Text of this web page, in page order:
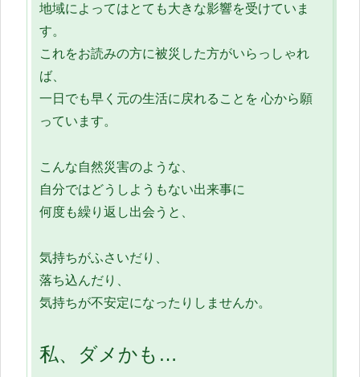
地域によってはとても大きな影響を受けていま
す。
これをお読みの方に被災した方がいらっしゃれ
ば、
一日でも早く元の生活に戻れることを 心から願
っています。
こんな自然災害のような、
自分ではどうしようもない出来事に
何度も繰り返し出会うと、
気持ちがふさいだり、
落ち込んだり、
気持ちが不安定になったりしませんか。
私、ダメかも…